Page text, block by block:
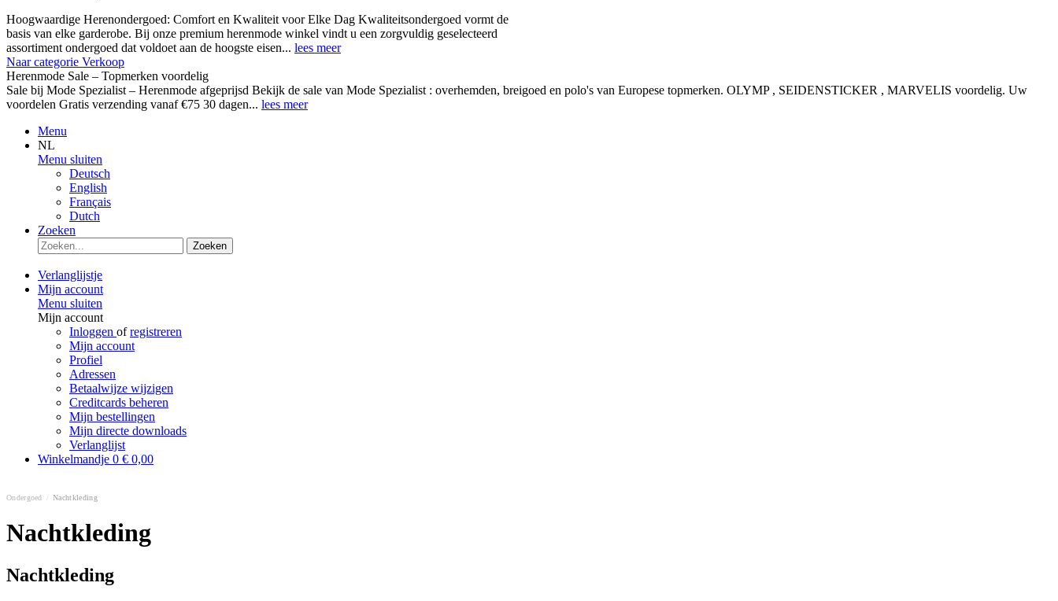
Hoogwaardige Herenondergoed: Comfort en Kwaliteit voor Elke Dag Kwaliteitsondergoed vormt de
basis van elke garderobe. Bij onze premium herenmode winkel vindt u een zorgvuldig geselecteerd
assortiment ondergoed dat voldoet aan de hoogste eisen... lees meer
Naar categorie Verkoop
Herenmode Sale – Topmerken voordelig
Sale bij Mode Spezialist – Herenmode afgeprijsd Bekijk de sale van Mode Spezialist : overhemden, breigoed en polo's van Europese topmerken. OLYMP , SEIDENSTICKER , MARVELIS voordelig. Uw
voordelen Gratis verzending vanaf €75 30 dagen... lees meer
Menu
NL
Menu sluiten
Deutsch
English
Français
Dutch
Zoeken
Zoeken
Verlanglijstje
Mijn account
Menu sluiten
Mijn account
Inloggen ofregistreren
Mijn account
Profiel
Adressen
Betaalwijze wijzigen
Creditcards beheren
Mijn bestellingen
Mijn directe downloads
Verlanglijst
Winkelmandje 0 € 0,00
Ondergoed Nachtkleding
Nachtkleding
Nachtkleding